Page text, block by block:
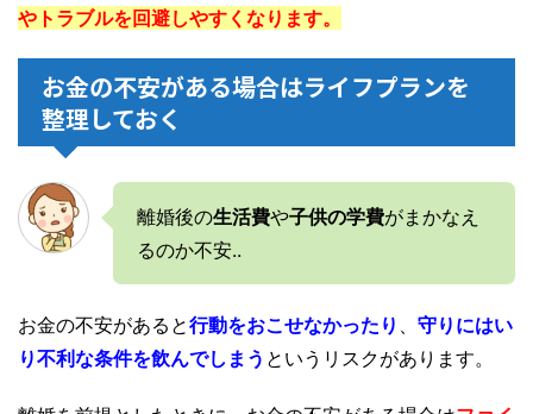
やトラブルを回避しやすくなります。
お金の不安がある場合はライフプランを
整理しておく
離婚後の生活費や子供の学費がまかなえ
るのか不安..
お金の不安があると行動をおこせなかったり
守りにはい
り不利な条件を飲んでしまう というリスクがあります。